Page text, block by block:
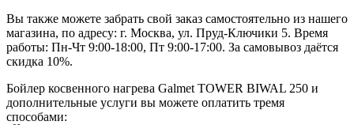
Вы также можете забрать свой заказ самостоятельно из нашего
магазина, по адресу: г. Москва, ул. Пруд-Ключики 5. Время
работы: Пн-Чт 9:00-18:00, Пт 9:00-17:00. За самовывоз даётся
скидка 10%.
Бойлер косвенного нагрева Galmet TOWER BIWAL 250 и
дополнительные услуги вы можете оплатить тремя
способами: